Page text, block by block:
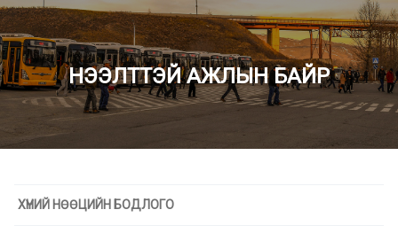
НЭЭЛТТЭЙ АЖЛЫН БАЙР
ХҮНИЙ НӨӨЦИЙН БОДЛОГО